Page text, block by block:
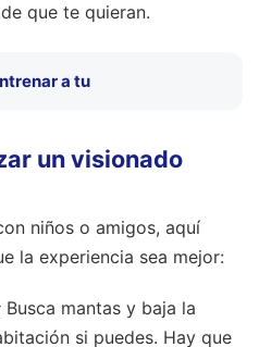
que te quieran.
a tu
un visionado
niños o amigos, aquí
la experiencia sea mejor:
Busca mantas y baja la
si puedes. Hay que